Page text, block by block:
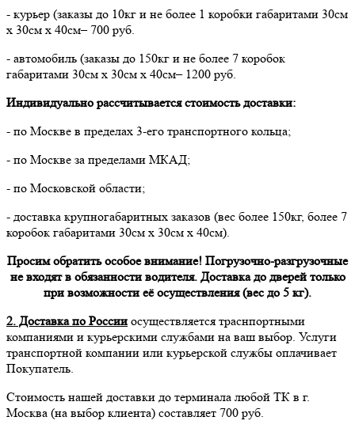
- курьер (заказы до 10кг и не более 1 коробки габаритами 30см
х 30см х 40см– 700 руб.
- автомобиль (заказы до 150кг и не более 7 коробок
габаритами 30см х 30см х 40см– 1200 руб.
Индивидуально рассчитывается стоимость доставки:
- по Москве в пределах 3-его транспортного кольца;
- по Москве за пределами МКАД;
- по Московской области;
- доставка крупногабаритных заказов (вес более 150кг, более 7
коробок габаритами 30см х 30см х 40см).
Просим обратить особое внимание! Погрузочно-разгрузочные
не входят в обязанности водителя. Доставка до дверей только
при возможности её осуществления (вес до 5 кг).
2. Доставка по России осуществляется траснпортными
компаниями и курьерскими службами на ваш выбор. Услуги
транспортной компании или курьерской службы оплачивает
Покупатель.
Стоимость нашей доставки до терминала любой ТК в г.
Москва (на выбор клиента) составляет 700 руб.